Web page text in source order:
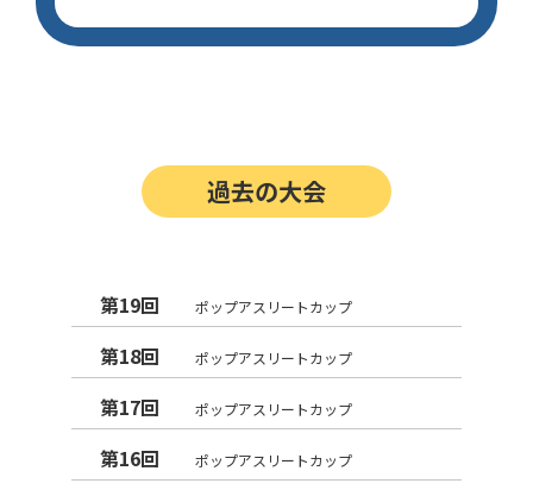
過去の大会
第19回 ポップアスリートカップ
第18回 ポップアスリートカップ
第17回 ポップアスリートカップ
第16回 ポップアスリートカップ